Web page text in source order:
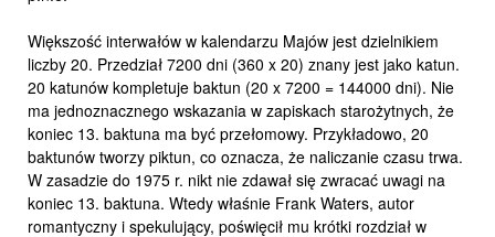
Większość interwałów w kalendarzu Majów jest dzielnikiem
liczby 20. Przedział 7200 dni (360 x 20) znany jest jako katun.
20 katunów kompletuje baktun (20 x 7200 = 144000 dni). Nie
ma jednoznacznego wskazania w zapiskach starożytnych, że
koniec 13. baktuna ma być przełomowy. Przykładowo, 20
baktunów tworzy piktun, co oznacza, że naliczanie czasu trwa.
W zasadzie do 1975 r. nikt nie zdawał się zwracać uwagi na
koniec 13. baktuna. Wtedy właśnie Frank Waters, autor
romantyczny i spekulujący, poświęcił mu krótki rozdział w